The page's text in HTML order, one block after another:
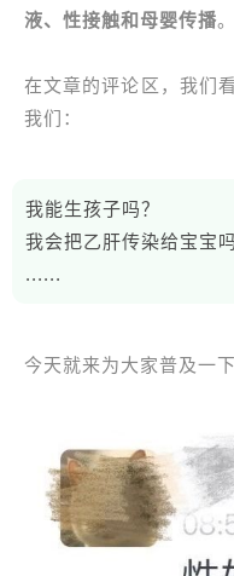
液、性接触和母婴传播。
在文章的评论区，我们
我们：
我能生孩子吗？
我会把乙肝传染给宝宝吗
......
今天就来为大家普及一